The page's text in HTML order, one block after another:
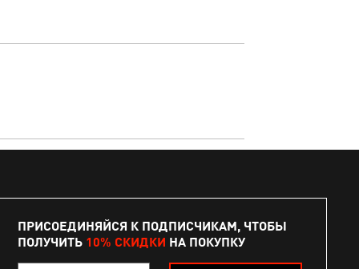
ПРИСОЕДИНЯЙСЯ К ПОДПИСЧИКАМ, ЧТОБЫ
ПОЛУЧИТЬ 10% СКИДКИ НА ПОКУПКУ